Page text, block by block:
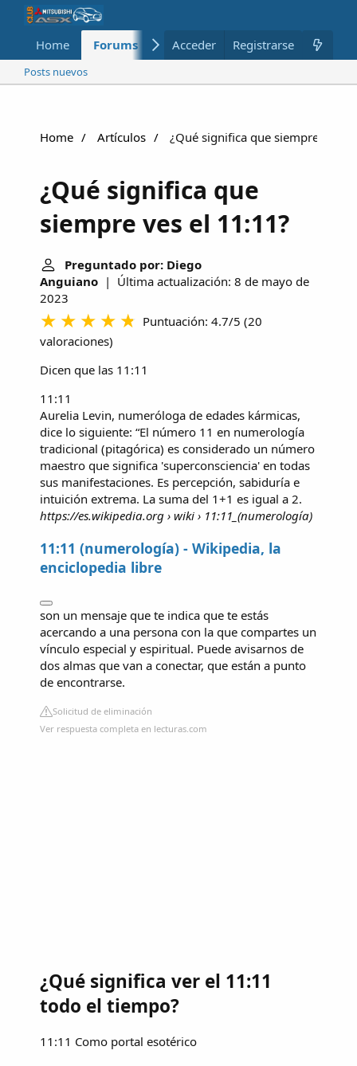
Home Forums Nuevo Miembros
Acceder Registrarse
Posts nuevos
Home Artículos ¿Qué significa que siempre ves el
¿Qué significa que
siempre ves el 11:11?
Preguntado por: Diego
Anguiano | Última actualización: 8 de mayo de
2023
Puntuación: 4.7/5 (20
valoraciones)
Dicen que las 11:11
11:11
Aurelia Levin,​ numeróloga de edades kármicas,
dice lo siguiente: “El número 11 en numerología
tradicional (pitagórica) es considerado un número
maestro que significa 'superconsciencia' en todas
sus manifestaciones. Es percepción, sabiduría e
intuición extrema. La suma del 1+1 es igual a 2.
https://es.wikipedia.org › wiki › 11:11_(numerología)
11:11 (numerología) - Wikipedia, la
enciclopedia libre
son un mensaje que te indica que te estás
acercando a una persona con la que compartes un
vínculo especial y espiritual. Puede avisarnos de
dos almas que van a conectar, que están a punto
de encontrarse.
Solicitud de eliminación
Ver respuesta completa en lecturas.com
¿Qué significa ver el 11:11
todo el tiempo?
11:11 Como portal esotérico